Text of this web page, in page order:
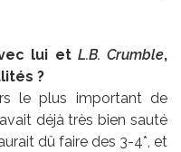
lui et L.B. Crumble,
?
le plus important de
déjà très bien sauté
dû faire des 3-4*, et